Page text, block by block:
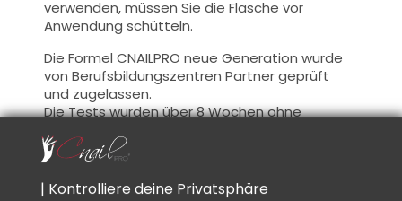
verwenden, müssen Sie die Flasche vor
Anwendung schütteln.
Die Formel CNAILPRO neue Generation wurde
von Berufsbildungszentren Partner geprüft
und zugelassen.
Die Tests wurden über 8 Wochen ohne
durchgeführt.
Information :
| Kontrolliere deine Privatsphäre